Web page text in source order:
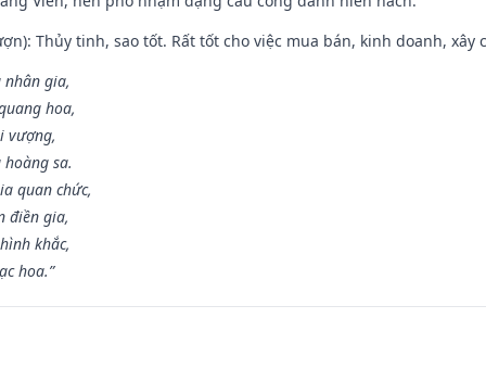
Thủy tinh, sao tốt. Rất tốt cho việc mua bán, kinh doanh,
nhân gia,
hoa,
vượng,
sa.
quan chức,
điền gia,
khắc,
hoa.”